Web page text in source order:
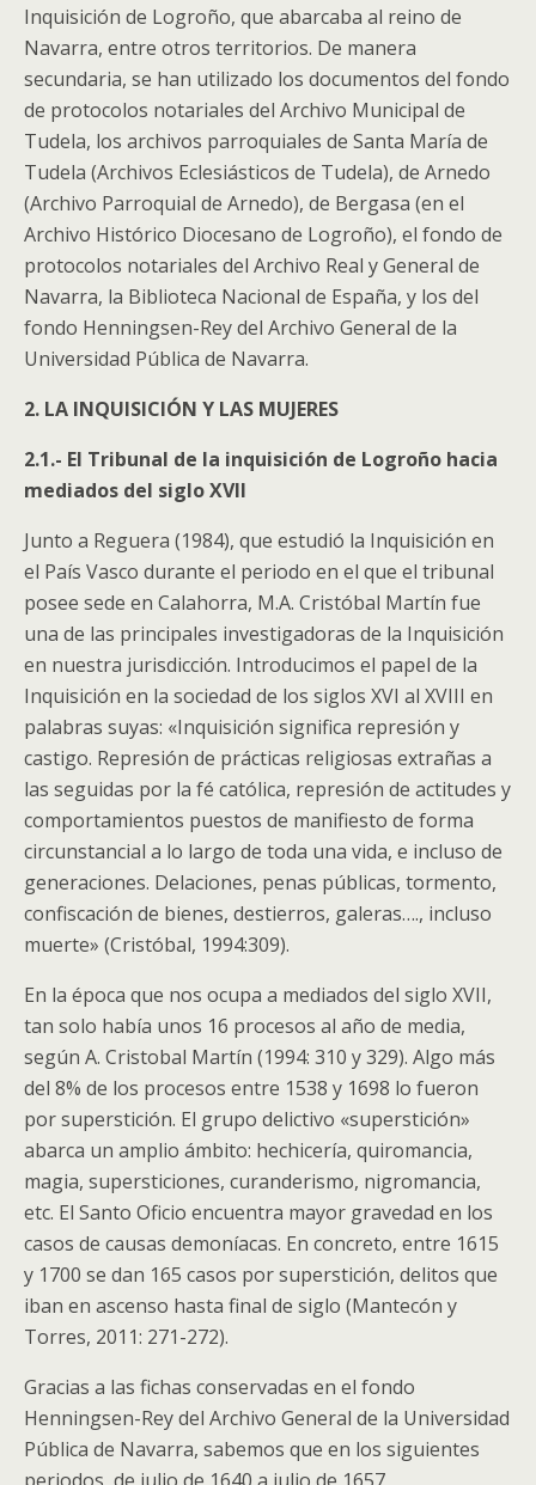
Inquisición de Logroño, que abarcaba al reino de
Navarra, entre otros territorios. De manera
secundaria, se han utilizado los documentos del fondo
de protocolos notariales del Archivo Municipal de
Tudela, los archivos parroquiales de Santa María de
Tudela (Archivos Eclesiásticos de Tudela), de Arnedo
(Archivo Parroquial de Arnedo), de Bergasa (en el
Archivo Histórico Diocesano de Logroño), el fondo de
protocolos notariales del Archivo Real y General de
Navarra, la Biblioteca Nacional de España, y los del
fondo Henningsen-Rey del Archivo General de la
Universidad Pública de Navarra.
2. LA INQUISICIÓN Y LAS MUJERES
2.1.- El Tribunal de la inquisición de Logroño hacia
mediados del siglo XVII
Junto a Reguera (1984), que estudió la Inquisición en
el País Vasco durante el periodo en el que el tribunal
posee sede en Calahorra, M.A. Cristóbal Martín fue
una de las principales investigadoras de la Inquisición
en nuestra jurisdicción. Introducimos el papel de la
Inquisición en la sociedad de los siglos XVI al XVIII en
palabras suyas: «Inquisición significa represión y
castigo. Represión de prácticas religiosas extrañas a
las seguidas por la fé católica, represión de actitudes y
comportamientos puestos de manifiesto de forma
circunstancial a lo largo de toda una vida, e incluso de
generaciones. Delaciones, penas públicas, tormento,
confiscación de bienes, destierros, galeras…., incluso
muerte» (Cristóbal, 1994:309).
En la época que nos ocupa a mediados del siglo XVII,
tan solo había unos 16 procesos al año de media,
según A. Cristobal Martín (1994: 310 y 329). Algo más
del 8% de los procesos entre 1538 y 1698 lo fueron
por superstición. El grupo delictivo «superstición»
abarca un amplio ámbito: hechicería, quiromancia,
magia, supersticiones, curanderismo, nigromancia,
etc. El Santo Oficio encuentra mayor gravedad en los
casos de causas demoníacas. En concreto, entre 1615
y 1700 se dan 165 casos por superstición, delitos que
iban en ascenso hasta final de siglo (Mantecón y
Torres, 2011: 271-272).
Gracias a las fichas conservadas en el fondo
Henningsen-Rey del Archivo General de la Universidad
Pública de Navarra, sabemos que en los siguientes